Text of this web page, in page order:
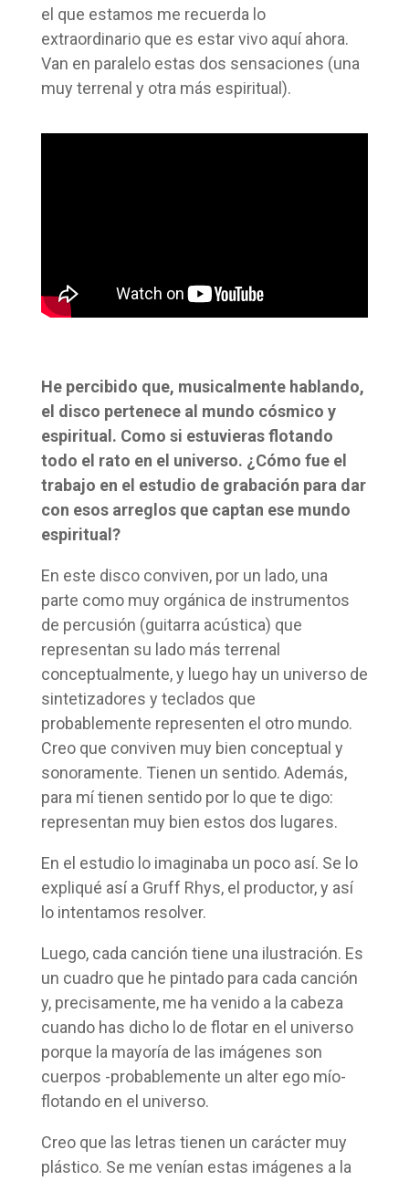
el que estamos me recuerda lo
extraordinario que es estar vivo aquí ahora.
Van en paralelo estas dos sensaciones (una
muy terrenal y otra más espiritual).
He percibido que, musicalmente hablando,
el disco pertenece al mundo cósmico y
espiritual. Como si estuvieras flotando
todo el rato en el universo. ¿Cómo fue el
trabajo en el estudio de grabación para dar
con esos arreglos que captan ese mundo
espiritual?
En este disco conviven, por un lado, una
parte como muy orgánica de instrumentos
de percusión (guitarra acústica) que
representan su lado más terrenal
conceptualmente, y luego hay un universo de
sintetizadores y teclados que
probablemente representen el otro mundo.
Creo que conviven muy bien conceptual y
sonoramente. Tienen un sentido. Además,
para mí tienen sentido por lo que te digo:
representan muy bien estos dos lugares.
En el estudio lo imaginaba un poco así. Se lo
expliqué así a Gruff Rhys, el productor, y así
lo intentamos resolver.
Luego, cada canción tiene una ilustración. Es
un cuadro que he pintado para cada canción
y, precisamente, me ha venido a la cabeza
cuando has dicho lo de flotar en el universo
porque la mayoría de las imágenes son
cuerpos -probablemente un alter ego mío-
flotando en el universo.
Creo que las letras tienen un carácter muy
plástico. Se me venían estas imágenes a la